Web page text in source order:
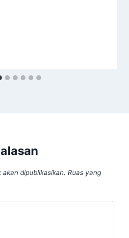
dipublikasikan. Ruas yang